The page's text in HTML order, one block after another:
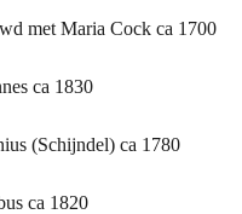
met Maria Cock ca 1700
ca 1830
(Schijndel) ca 1780
ca 1820